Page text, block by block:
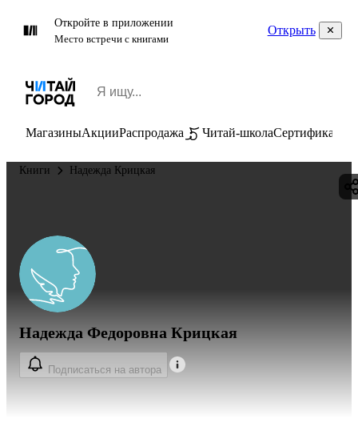
Откройте в приложении
Место встречи с книгами
Открыть
МагазиныАкцииРаспродажа Читай-школаСертификаты
Книги Надежда Крицкая
Надежда Федоровна Крицкая
Подписаться на автора